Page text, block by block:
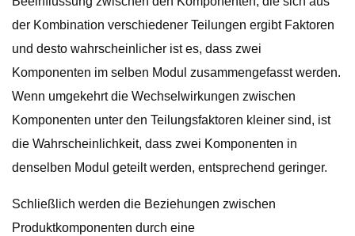
der Kombination verschiedener Teilungen ergibt Faktoren
und desto wahrscheinlicher ist es, dass zwei
Komponenten im selben Modul zusammengefasst werden.
Wenn umgekehrt die Wechselwirkungen zwischen
Komponenten unter den Teilungsfaktoren kleiner sind, ist
die Wahrscheinlichkeit, dass zwei Komponenten in
denselben Modul geteilt werden, entsprechend geringer.
Schließlich werden die Beziehungen zwischen
Produktkomponenten durch eine